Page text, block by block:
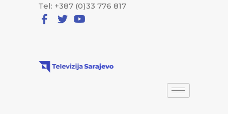
Tel: +387 (0)33 776 817